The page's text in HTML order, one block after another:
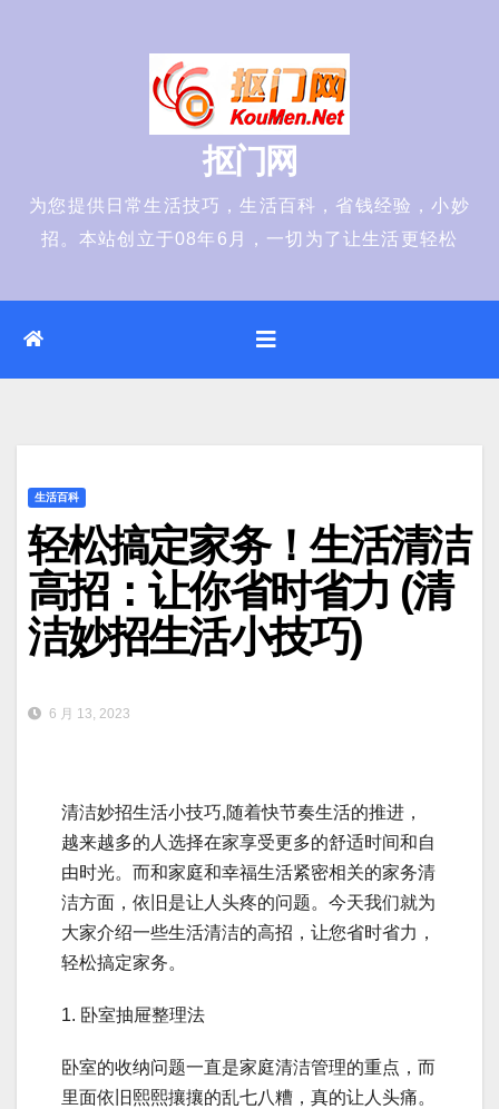
抠门网
为您提供日常生活技巧，生活百科，省钱经验，小妙
招。本站创立于08年6月，一切为了让生活更轻松
生活百科
轻松搞定家务！生活清洁
高招：让你省时省力 (清
洁妙招生活小技巧)
6 月 13, 2023
清洁妙招生活小技巧,随着快节奏生活的推进，
越来越多的人选择在家享受更多的舒适时间和自
由时光。而和家庭和幸福生活紧密相关的家务清
洁方面，依旧是让人头疼的问题。今天我们就为
大家介绍一些生活清洁的高招，让您省时省力，
轻松搞定家务。
1. 卧室抽屉整理法
卧室的收纳问题一直是家庭清洁管理的重点，而
里面依旧熙熙攘攘的乱七八糟，真的让人头痛。